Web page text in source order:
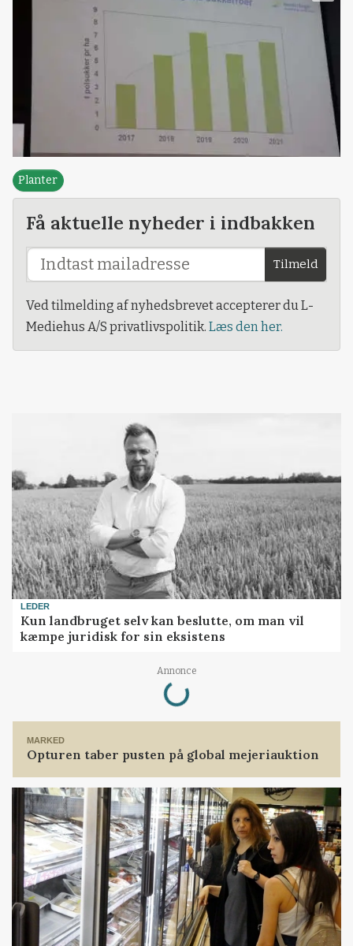
Planter
Få aktuelle nyheder i indbakken
Tilmeld
Ved tilmelding af nyhedsbrevet accepterer du L-
Mediehus A/S privatlivspolitik. Læs den her.
LEDER
Kun landbruget selv kan beslutte, om man vil
kæmpe juridisk for sin eksistens
Annonce
Loading...
MARKED
Opturen taber pusten på global mejeriauktion